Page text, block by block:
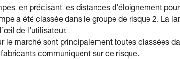
en précisant les distances d’éloignement pour
a été classée dans le groupe de risque 2. La
de l’utilisateur.
le marché sont principalement toutes classées
communiquent sur ce risque.